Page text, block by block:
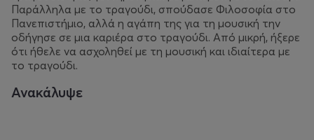
Παράλληλα με το τραγούδι, σπούδασε Φιλοσοφία στο
Πανεπιστήμιο, αλλά η αγάπη της για τη μουσική την
οδήγησε σε μια καριέρα στο τραγούδι. Από μικρή, ήξερε
ότι ήθελε να ασχοληθεί με τη μουσική και ιδιαίτερα με
το τραγούδι.
Ανακάλυψε